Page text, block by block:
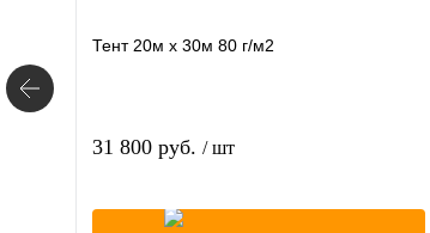
Тент 20м х 30м 80 г/м2
31 800 руб. / шт